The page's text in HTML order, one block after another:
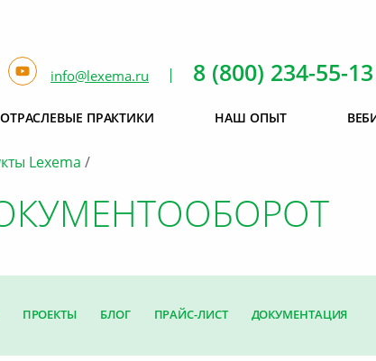
Lexema
ПРОЕКТЫ БЛОГ ПРАЙС-ЛИСТ ДОКУМЕНТАЦИЯ
info@lexema.ru 8 (800) 234-55-
ОТРАСЛЕВЫЕ ПРАКТИКИ НАШ ОПЫТ